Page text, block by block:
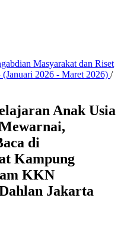
Masyarakat dan Riset
2026 - Maret 2026) /
Anak Usia
di
Kampung
KKN
Jakarta